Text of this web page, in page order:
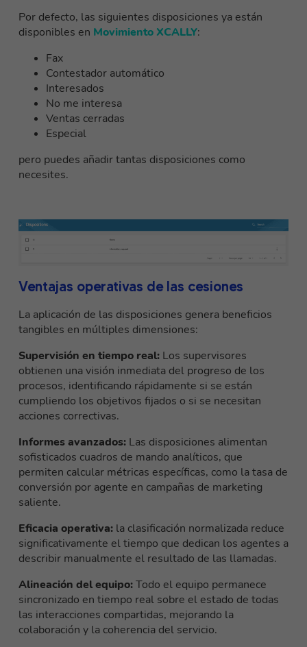
Por defecto, las siguientes disposiciones ya están
disponibles en Movimiento XCALLY:
Fax
Contestador automático
Interesados
No me interesa
Ventas cerradas
Especial
pero puedes añadir tantas disposiciones como
necesites.
Ventajas operativas de las cesiones
La aplicación de las disposiciones genera beneficios
tangibles en múltiples dimensiones:
Supervisión en tiempo real: Los supervisores
obtienen una visión inmediata del progreso de los
procesos, identificando rápidamente si se están
cumpliendo los objetivos fijados o si se necesitan
acciones correctivas.
Informes avanzados: Las disposiciones alimentan
sofisticados cuadros de mando analíticos, que
permiten calcular métricas específicas, como la tasa de
conversión por agente en campañas de marketing
saliente.
Eficacia operativa: la clasificación normalizada reduce
significativamente el tiempo que dedican los agentes a
describir manualmente el resultado de las llamadas.
Alineación del equipo:Todo el equipo permanece
sincronizado en tiempo real sobre el estado de todas
las interacciones compartidas, mejorando la
colaboración y la coherencia del servicio.